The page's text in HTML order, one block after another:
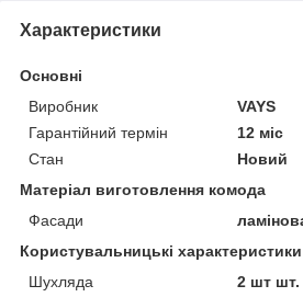
Характеристики
Основні
Виробник
VAYS
Гарантійний термін
12 міс
Стан
Новий
Матеріал виготовлення комода
Фасади
Користувальницькі характеристики
Шухляда
2 шт шт.